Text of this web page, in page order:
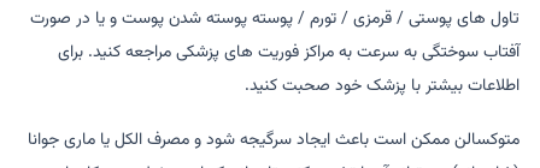
تاول های پوستی / قرمزی / تورم / پوسته پوسته شدن پوست و یا در صورت
آفتاب سوختگی به سرعت به مراکز فوریت های پزشکی مراجعه کنید. برای
اطلاعات بیشتر با پزشک خود صحبت کنید.
متوکسالن ممکن است باعث ایجاد سرگیجه شود و مصرف الکل یا ماری جوانا